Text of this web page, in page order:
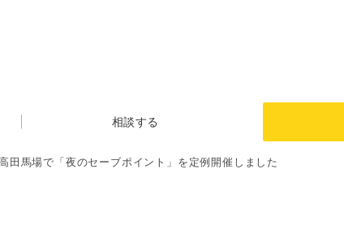
相談する
田馬場で「夜のセーブポイント」を定例開催しました